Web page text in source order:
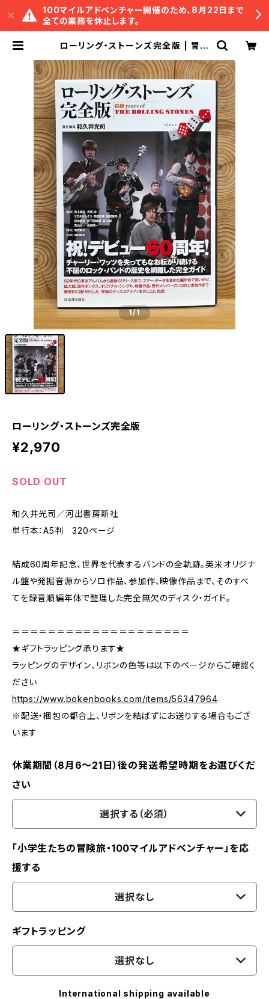
100マイルアドベンチャー開催のため、8月22日まで
全ての業務を休止します。
ローリング・ストーンズ完全版 | 冒険
1/1
ローリング・ストーンズ完全版
¥2,970
SOLD OUT
和久井光司／河出書房新社
単行本：A5判 320ページ
結成60周年記念、世界を代表するバンドの全軌跡。英米オリジナ
ル盤や発掘音源からソロ作品、参加作、映像作品まで、そのすべ
てを録音順編年体で整理した完全無欠のディスク・ガイド。
＝＝＝＝＝＝＝＝＝＝＝＝＝＝＝＝＝＝＝＝
★ギフトラッピング承ります★
ラッピングのデザイン、リボンの色等は以下のページからご確認く
ださい
https://www.bokenbooks.com/items/56347964
※配送・梱包の都合上、リボンを結ばずにお送りする場合もござ
います
休業期間（8月6〜21日）後の発送希望時期をお選びくだ
さい
選択する（必須）
「小学生たちの冒険旅・100マイルアドベンチャー」を応
援する
選択なし
ギフトラッピング
選択なし
International shipping available